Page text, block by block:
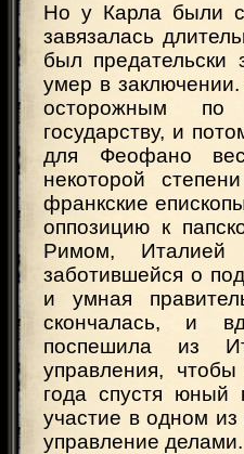
Но у Карла были
завязалась
был
умер в
осторожным по
государству, и
для Феофано
некоторой
франкские
оппозицию к
Римом, Италией
заботившейся о
и умная
скончалась, и
поспешила из
управления,
года спустя юный
участие в одном из
управление делами.